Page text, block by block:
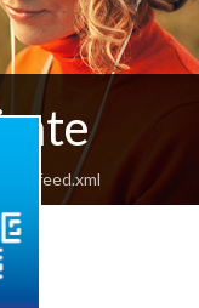
feed.xml